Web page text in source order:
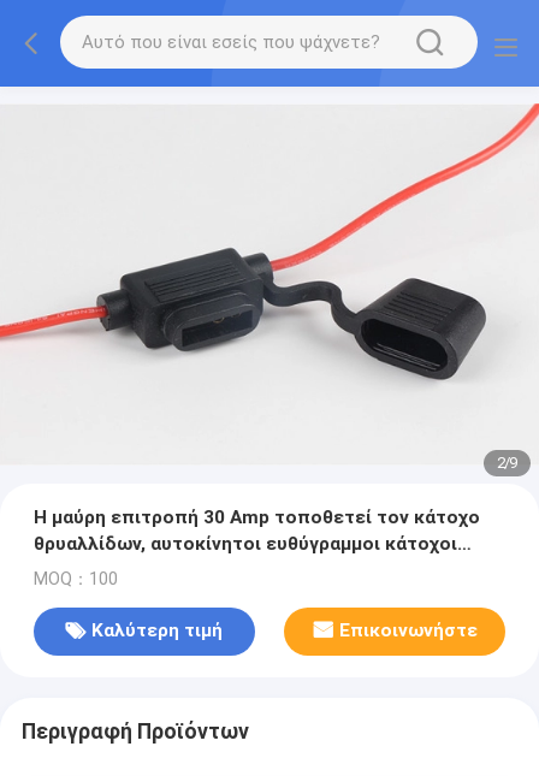
2/9
Η μαύρη επιτροπή 30 Amp τοποθετεί τον κάτοχο
θρυαλλίδων, αυτοκίνητοι ευθύγραμμοι κάτοχοι
θρυαλλίδων
MOQ：100
Καλύτερη τιμή Επικοινωνήστε
Περιγραφή Προϊόντων